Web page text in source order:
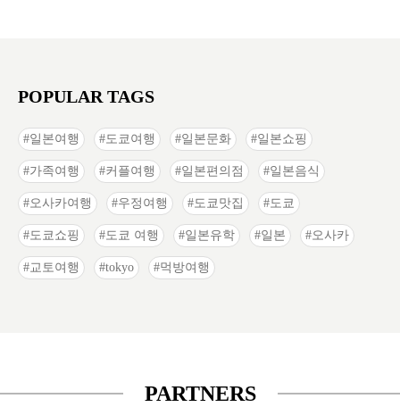
POPULAR TAGS
일본여행 도쿄여행 일본문화 일본쇼핑
가족여행 커플여행 일본편의점 일본음식
오사카여행 우정여행 도쿄맛집 도쿄
도쿄쇼핑 도쿄 여행 일본유학 일본 오사카
교토여행 tokyo 먹방여행
PARTNERS